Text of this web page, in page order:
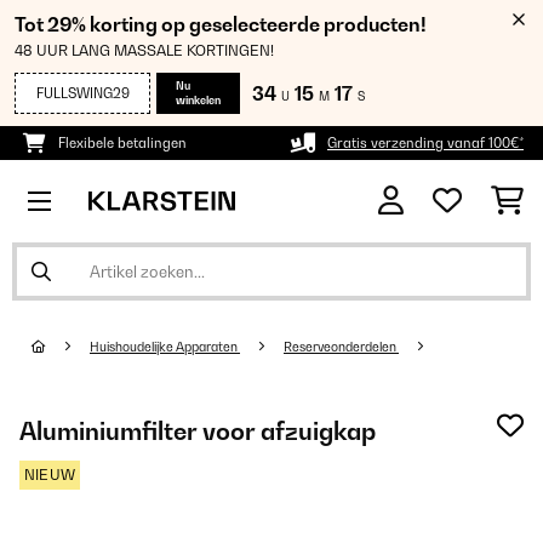
Tot 29% korting op geselecteerde producten!
48 UUR LANG MASSALE KORTINGEN!
FULLSWING29
Nu
winkelen
34 U 15 M 15 S
Flexibele betalingen Gratis verzending vanaf 100€*
Huishoudelijke Apparaten Reserveonderdelen
Aluminiumfilter voor afzuigkap
NIEUW